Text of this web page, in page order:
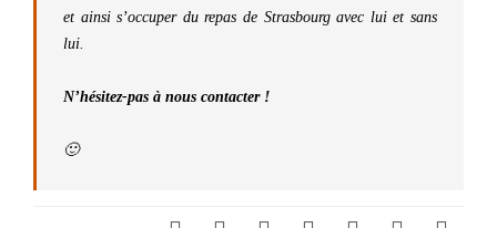
et ainsi s’occuper du repas de Strasbourg avec lui et sans
lui.
N’hésitez-pas à nous contacter !
🙂